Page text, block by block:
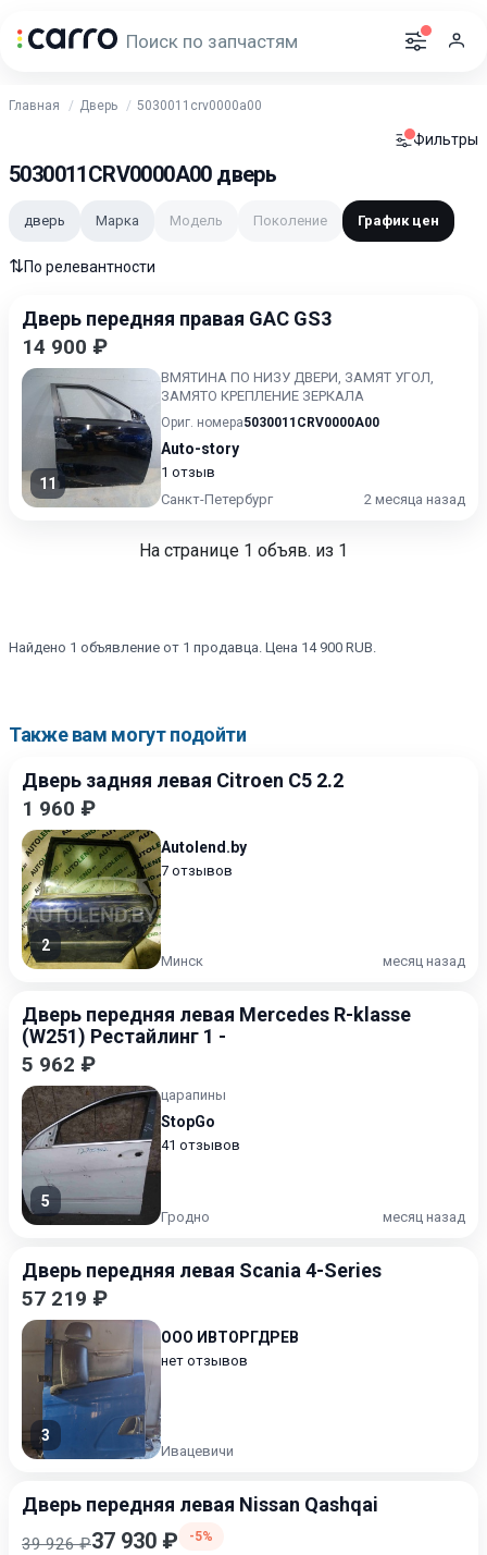
Главная Дверь 5030011crv0000a00
Фильтры
5030011CRV0000A00 дверь
дверь Марка Модель Поколение График цен
⇅По релевантности
Дверь передняя правая GAC GS3
14 900 ₽
11
ВМЯТИНА ПО НИЗУ ДВЕРИ, ЗАМЯТ УГОЛ,
ЗАМЯТО КРЕПЛЕНИЕ ЗЕРКАЛА
Ориг. номера5030011CRV0000A00
Auto-story
1 отзыв
Санкт-Петербург
2 месяца назад
На странице 1 объяв. из 1
Найдено 1 объявление от 1 продавца. Цена 14 900 RUB.
Также вам могут подойти
Дверь задняя левая Citroen C5 2.2
1 960 ₽
2
Autolend.by
7 отзывов
Минск месяц назад
Дверь передняя левая Mercedes R-klasse
(W251) Рестайлинг 1 -
5 962 ₽
5
царапины
StopGo
41 отзывов
Гродно месяц назад
Дверь передняя левая Scania 4-Series
57 219 ₽
3
ООО ИВТОРГДРЕВ
нет отзывов
Ивацевичи
Дверь передняя левая Nissan Qashqai
39 926 ₽37 930 ₽ -5%